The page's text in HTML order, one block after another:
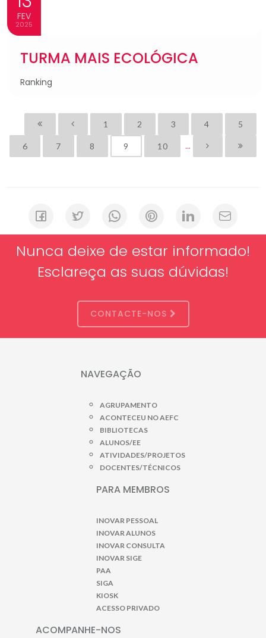
FEV
2025
TURMA MAIS ECOLÓGICA
Ranking
1 2 3 4 5
6 7 8 9 10 ...
Nunca deixe de estar informado!
Esclareça as suas dúvidas!
CONTACTE-NOS
NAVEGAÇÃO
AGRUPAMENTO
ACONTECEU NO AEFC
BIBLIOTECAS
ALUNOS/EE
ATIVIDADES/PROJETOS
DOCENTES/TÉCNICOS
PARA MEMBROS
INOVAR PESSOAL
INOVAR ALUNOS
INOVAR CONSULTA
INOVAR SIGE
PAA
SIGA
KIOSK
ACESSO PRIVADO
ACOMPANHE-NOS